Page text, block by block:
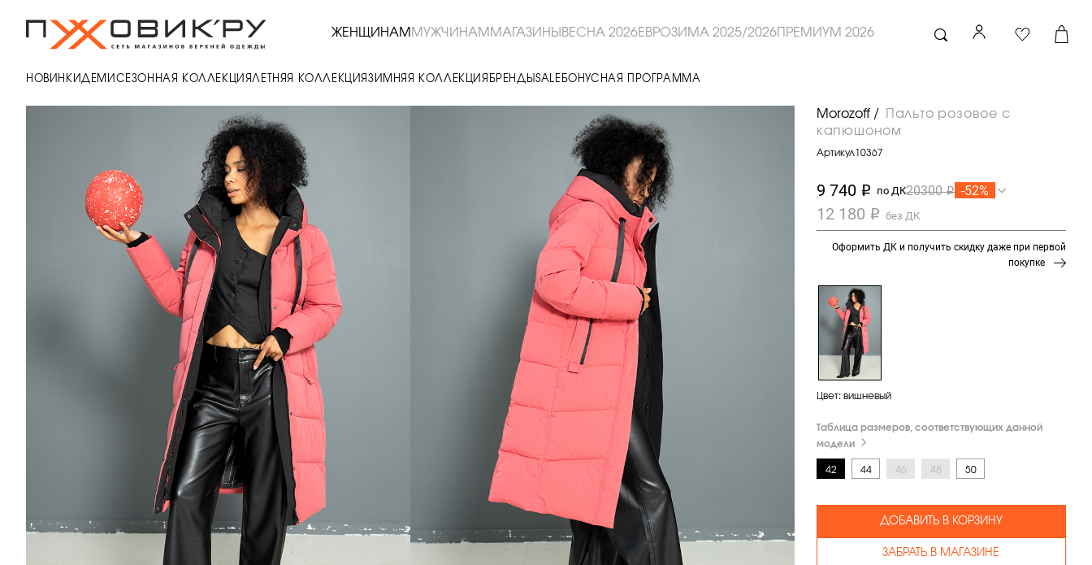
ЖЕНЩИНАМ МУЖЧИНАМ МАГАЗИНЫ ВЕСНА 2026ЕВРОЗИМА 2025/2026 ПРЕМИУМ 2026
НОВИНКИДЕМИСЕЗОННАЯ КОЛЛЕКЦИЯЛЕТНЯЯ КОЛЛЕКЦИЯЗИМНЯЯ КОЛЛЕКЦИЯ БРЕНДЫSALE БОНУСНАЯ ПРОГРАММА
Morozoff /
Пальто розовое с
капюшоном
Артикул10367
9 740 i по ДК20300 i -52%
12 180 i без ДК
Оформить ДК и получить скидку даже при первой
покупке
Цвет: вишневый
Таблица размеров, соответствующих данной
модели
42 44 46 48 50
ДОБАВИТЬ В КОРЗИНУ
ЗАБРАТЬ В МАГАЗИНЕ